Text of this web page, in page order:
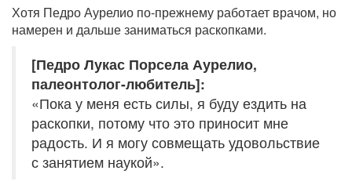
Хотя Педро Аурелио по-прежнему работает врачом, но
намерен и дальше заниматься раскопками.
[Педро Лукас Порсела Аурелио,
палеонтолог-любитель]:
«Пока у меня есть силы, я буду ездить на
раскопки, потому что это приносит мне
радость. И я могу совмещать удовольствие
с занятием наукой».